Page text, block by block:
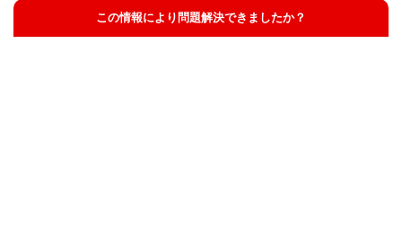
この情報により問題解決できましたか？